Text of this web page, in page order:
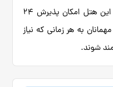
برخوردار است. علاوه بر این، این هتل امکان پذیرش ۲۴
به هر زمانی که نیاز
شوند.